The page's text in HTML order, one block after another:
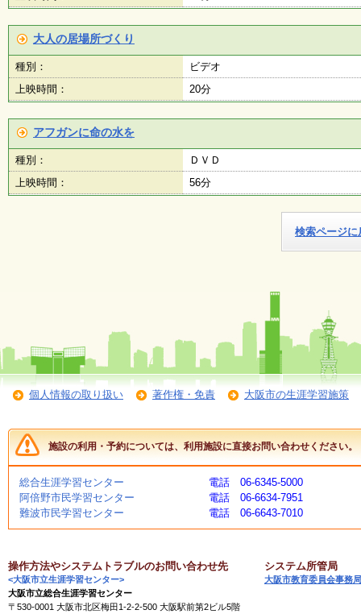
大人の居場所づくり
種別：
ビデオ
上映時間：
20分
アフガンに命の水を
種別：
ＤＶＤ
上映時間：
56分
検索ページに
個人情報の取り扱い 著作権・免責 大阪市の生涯学習施策
施設の利用・予約については、利用施設に直接お問い合わせください。
総合生涯学習センター
電話 06-6345-5000
阿倍野市民学習センター
電話 06-6634-7951
難波市民学習センター
電話 06-6643-7010
操作方法やシステムトラブルのお問い合わせ先
<大阪市立生涯学習センター>
大阪市立総合生涯学習センター
〒530-0001 大阪市北区梅田1-2-2-500 大阪駅前第2ビル5階
システム所管局
大阪市教育委員会事務局